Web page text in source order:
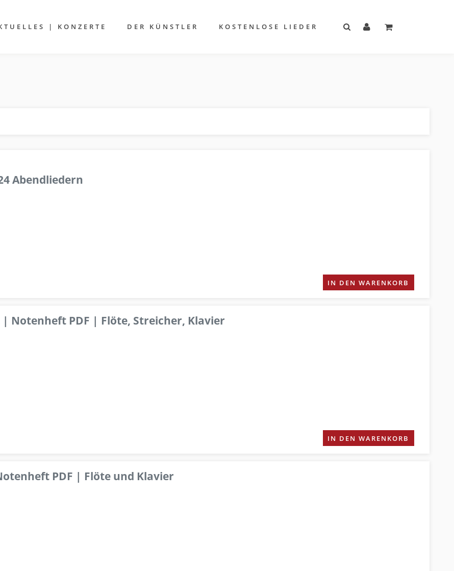
| KONZERTE DER KÜNSTLER KOSTENLOSE LIEDER
Abendliedern
IN DEN WARENKORB
| Notenheft PDF | Flöte, Streicher, Klavier
IN DEN WARENKORB
PDF | Flöte und Klavier